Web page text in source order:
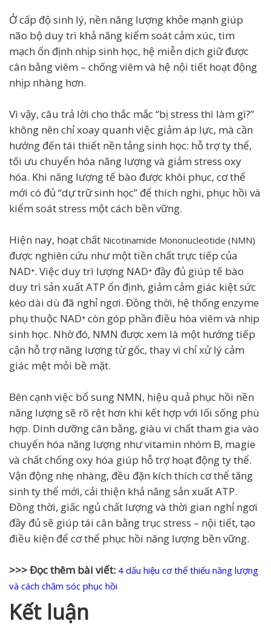
Ở cấp độ sinh lý, nền năng lượng khỏe mạnh giúp
não bộ duy trì khả năng kiểm soát cảm xúc, tim
mạch ổn định nhịp sinh học, hệ miễn dịch giữ được
cân bằng viêm – chống viêm và hệ nội tiết hoạt động
nhịp nhàng hơn.
Vì vậy, câu trả lời cho thắc mắc “bị stress thì làm gì?”
không nên chỉ xoay quanh việc giảm áp lực, mà cần
hướng đến tái thiết nền tảng sinh học: hỗ trợ ty thể,
tối ưu chuyển hóa năng lượng và giảm stress oxy
hóa. Khi năng lượng tế bào được khôi phục, cơ thể
mới có đủ “dự trữ sinh học” để thích nghi, phục hồi và
kiểm soát stress một cách bền vững.
Hiện nay, hoạt chất Nicotinamide Mononucleotide (NMN)
được nghiên cứu như một tiền chất trực tiếp của
NAD⁺. Việc duy trì lượng NAD⁺ đầy đủ giúp tế bào
duy trì sản xuất ATP ổn định, giảm cảm giác kiệt sức
kéo dài dù đã nghỉ ngơi. Đồng thời, hệ thống enzyme
phụ thuộc NAD⁺ còn góp phần điều hòa viêm và nhịp
sinh học. Nhờ đó, NMN được xem là một hướng tiếp
cận hỗ trợ năng lượng từ gốc, thay vì chỉ xử lý cảm
giác mệt mỏi bề mặt.
Bên cạnh việc bổ sung NMN, hiệu quả phục hồi nền
năng lượng sẽ rõ rệt hơn khi kết hợp với lối sống phù
hợp. Dinh dưỡng cân bằng, giàu vi chất tham gia vào
chuyển hóa năng lượng như vitamin nhóm B, magie
và chất chống oxy hóa giúp hỗ trợ hoạt động ty thể.
Vận động nhẹ nhàng, đều đặn kích thích cơ thể tăng
sinh ty thể mới, cải thiện khả năng sản xuất ATP.
Đồng thời, giấc ngủ chất lượng và thời gian nghỉ ngơi
đầy đủ sẽ giúp tái cân bằng trục stress – nội tiết, tạo
điều kiện để cơ thể phục hồi năng lượng bền vững.
>>> Đọc thêm bài viết: 4 dấu hiệu cơ thể thiếu năng lượng
và cách chăm sóc phục hồi
Kết luận